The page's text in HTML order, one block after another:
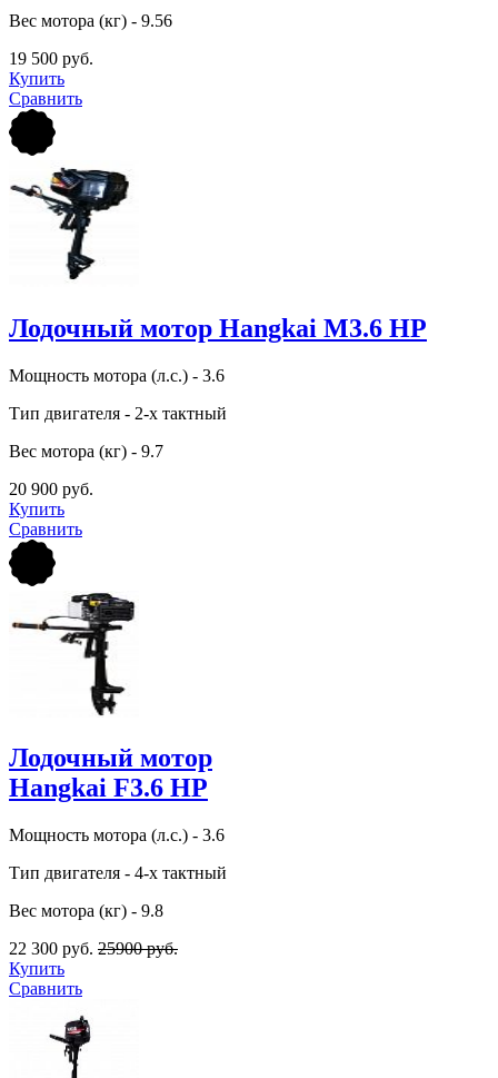
Вес мотора (кг) - 9.56
19 500 руб.
Купить
Сравнить
Лодочный мотор Hangkai M3.6 HP
Мощность мотора (л.с.) - 3.6
Тип двигателя - 2-х тактный
Вес мотора (кг) - 9.7
20 900 руб.
Купить
Сравнить
Лодочный мотор
Hangkai F3.6 HP
Мощность мотора (л.с.) - 3.6
Тип двигателя - 4-х тактный
Вес мотора (кг) - 9.8
22 300 руб. 25900 руб.
Купить
Сравнить